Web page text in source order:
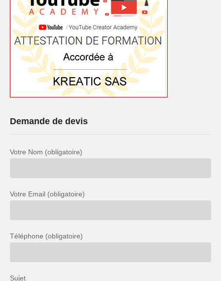
Demande de devis
Votre Nom (obligatoire)
Votre Email (obligatoire)
Téléphone (obligatoire)
Sujet